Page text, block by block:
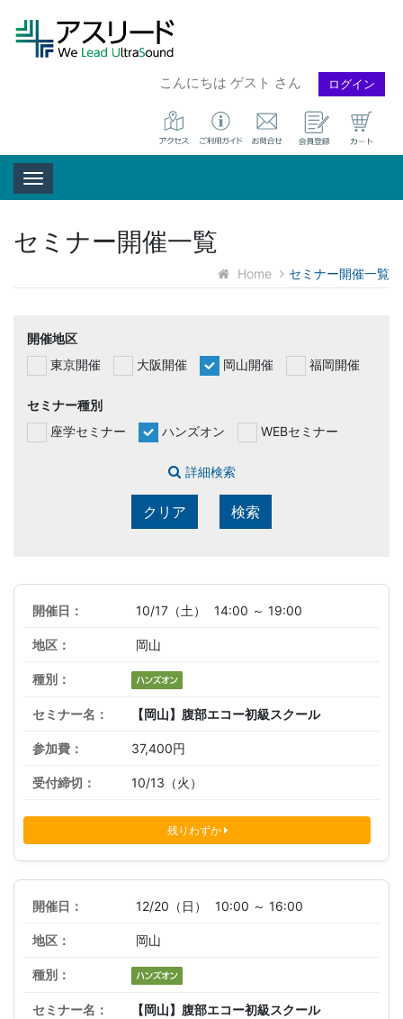
こんにちは ゲスト さん ログイン
Toggle navigation
セミナー開催一覧
Home セミナー開催一覧
開催地区
東京開催
大阪開催 岡山開催 福岡開催
セミナー種別
座学セミナー
ハンズオン WEBセミナー
詳細検索
クリア 検索
10/17（土） 14:00 ～ 19:00
岡山
【岡山】腹部エコー初級スクール
37,400円
10/13（火）
残りわずか
12/20（日） 10:00 ～ 16:00
岡山
【岡山】腹部エコー初級スクール